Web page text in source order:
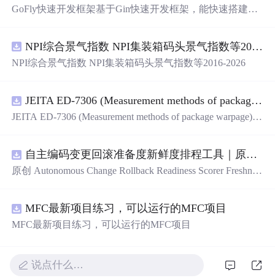
GoFly快速开发框架基于Gin快速开发框架，能快速搭建应
管理后台等。api文档管理并一键生成api接口代码，一键生
成 CRUD前后端代码丰富组件，基于 Gin和 Vue3的Arco D
大道至简思想，接口单层设计，开发简单，极易上手、代
码可读性和可维护性好、得益于Go优秀性能框架性能和并
发都很优秀、需要硬件资源很小。
NPI综合景气指数 NPI集装箱码头景气指数等2016-2026
NPI综合景气指数 NPI集装箱码头景气指数等2016-2026
JEITA ED-7306 (Measurement methods of package warpage).pdf
JEITA ED-7306 (Measurement methods of package warpage).p
自主编码变更回滚准备度新鲜度排程工具｜原创源码+测试+离线报告
原创 Autonomous Change Rollback Readiness Scorer Freshnes
备度”的结果，按风险、变化速度、证据有效期和负责人安
排周期复核；本地网页、JSON/HTML/SVG报告、测试与
README、运行说明、MIT License及原创授权声明。适合
开发者进行工程预检、质量审查和交付复核；Node.js 18
MFC最新项目练习，可以运行的MFC项目
MFC最新项目练习，可以运行的MFC项目
说点什么…